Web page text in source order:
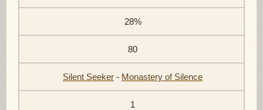
28%
80
Silent Seeker - Monastery of Silence
1